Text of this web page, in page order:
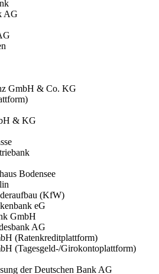
AG
GmbH & Co. KG
& KG
Bodensee
(KfW)
eG
GmbH
AG
(Ratenkreditplattform)
(Tagesgeld-/Girokontoplattform)
der Deutschen Bank AG